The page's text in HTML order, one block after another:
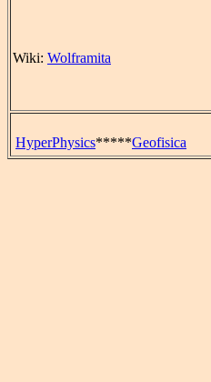
Wiki: Wolframita
HyperPhysics*****Geofisica